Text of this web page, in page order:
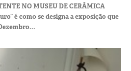
NO MUSEU DE CERÂMICA
é como se designa a exposição que